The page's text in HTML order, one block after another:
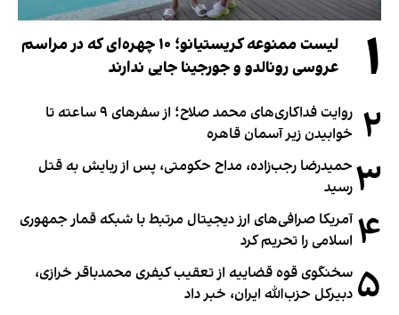
۱
لیست ممنوعه کریستیانو؛ ۱۰ چهره‌ای که در مراسم
عروسی رونالدو و جورجینا جایی ندارند
۲
روایت فداکاری‌های محمد صلاح؛ از سفرهای ۹ ساعته تا
خوابیدن زیر آسمان قاهره
۳ حمیدرضا رجب‌زاده، مداح حکومتی، پس از ربایش به قتل
رسید
۴ آمریکا صرافی‌های ارز دیجیتال مرتبط با شبکه قمار جمهوری
اسلامی را تحریم کرد
۵ سخنگوی قوه قضاییه از تعقیب کیفری محمدباقر خرازی،
دبیر‌کل حزب‌الله ایران، خبر داد